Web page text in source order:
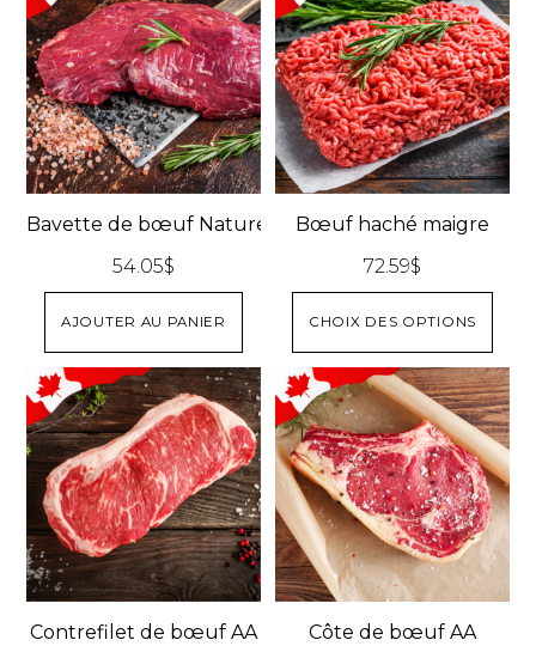
Bavette de bœuf Nature
54.05$
AJOUTER AU PANIER
Bœuf haché maigre
72.59$
CHOIX DES OPTIONS
a
Les
Contrefilet de bœuf AA
Côte de bœuf AA